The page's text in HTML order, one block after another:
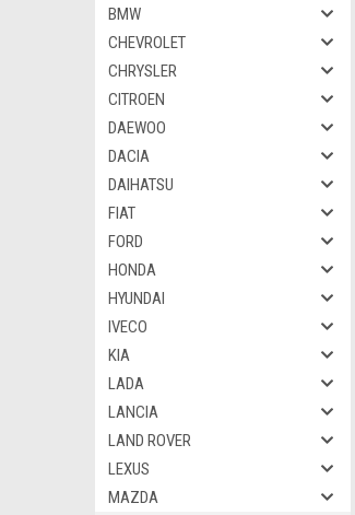
BMW
CHEVROLET
CHRYSLER
CITROEN
DAEWOO
DACIA
DAIHATSU
FIAT
FORD
HONDA
HYUNDAI
IVECO
KIA
LADA
LANCIA
LAND ROVER
LEXUS
MAZDA